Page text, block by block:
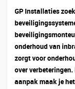
GP Installaties
onderhoud van
zorgt voor
over
aanpak maak je